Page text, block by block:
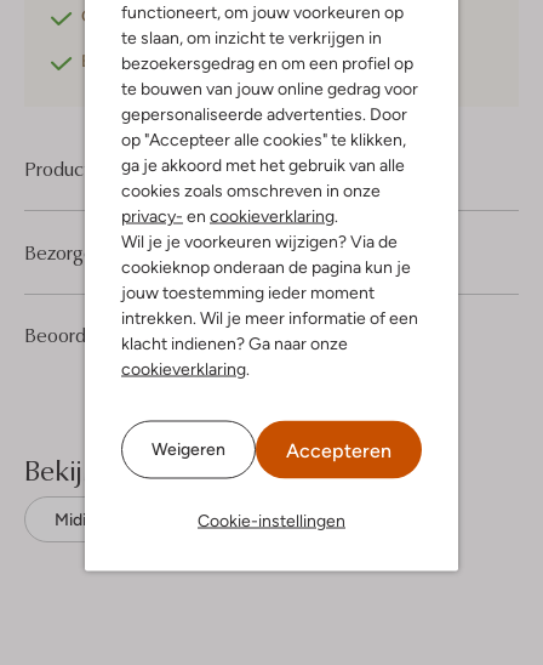
functioneert, om jouw voorkeuren op
te slaan, om inzicht te verkrijgen in
bezoekersgedrag en om een profiel op
te bouwen van jouw online gedrag voor
gepersonaliseerde advertenties. Door
op "Accepteer alle cookies" te klikken,
ga je akkoord met het gebruik van alle
cookies zoals omschreven in onze
privacy- en cookieverklaring
Wil je je voorkeuren wijzigen? Via de
cookieknop onderaan de pagina kun je
jouw toestemming ieder moment
intrekken. Wil je meer informatie of een
klacht indienen? Ga naar onze
cookieverklaring
Weigeren Accepteren
Cookie-instellingen
Gratis retournerenbinnen 30 dagen*
Betaal achterafmet Klarna
Product informatie
Beoordelingen (1) 5
1
5
Sterren
Bezorgen & retourneren
Bekijk meer
Midi jurken Another Label